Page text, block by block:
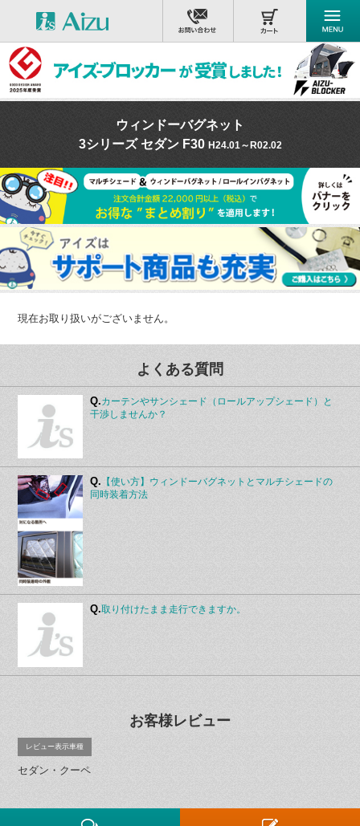
ウィンドーバグネット
3シリーズ セダン F30 H24.01～R02.02
現在お取り扱いがございません。
よくある質問
Q.カーテンやサンシェード（ロールアップシェード）と
干渉しませんか？
Q. 【使い方】ウィンドーバグネットとマルチシェードの
同時装着方法
Q.取り付けたまま走行できますか。
お客様レビュー
レビュー表示車種
セダン・クーペ